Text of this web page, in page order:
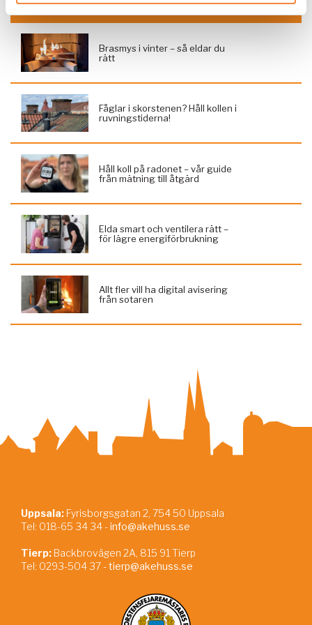
Brasmys i vinter – så eldar du
rätt
Fåglar i skorstenen? Håll kollen i
ruvningstiderna!
Håll koll på radonet – vår guide
från mätning till åtgärd
Elda smart och ventilera rätt –
för lägre energiförbrukning
Allt fler vill ha digital avisering
från sotaren
Uppsala: Fyrisborgsgatan 2, 754 50 Uppsala
Tel: 018-65 34 34 -info@akehuss.se
Tierp: Backbrovägen 2A, 815 91 Tierp
Tel: 0293-504 37 -tierp@akehuss.se